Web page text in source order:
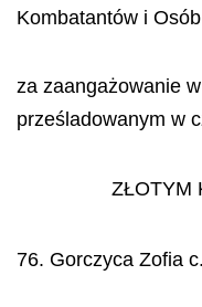
Kombatantów i
za zaangażowanie
prześladowanym w
ZŁOTYM
76. Gorczyca Zofia